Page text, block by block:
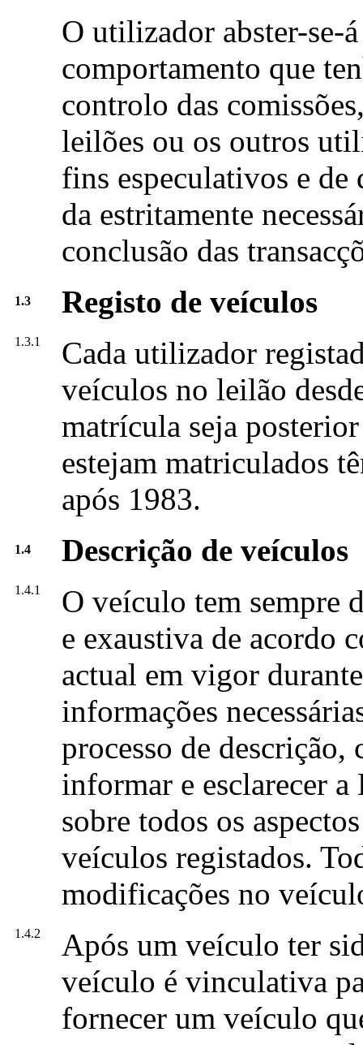
O utilizador abster-se-
comportamento que
controlo das
leilões ou os outros
fins especulativos e
da estritamente
conclusão das
1.3 Registo de veículos
1.3.1
Cada utilizador
veículos no leilão
matrícula seja
estejam matriculados
após 1983.
1.4 Descrição de veículos
1.4.1
O veículo tem sempre
e exaustiva de acordo
actual em vigor
informações
processo de
informar e esclarecer
sobre todos os
veículos registados.
modificações no
1.4.2
Após um veículo ter
veículo é vinculativa
fornecer um veículo